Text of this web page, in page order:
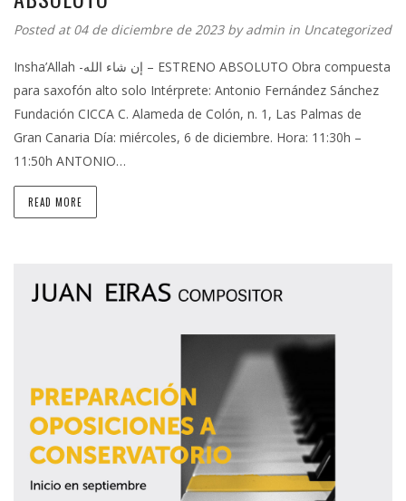
Posted at 04 de diciembre de 2023 byadmin in Uncategorized
Insha’Allah -إن شاء الله – ESTRENO ABSOLUTO Obra compuesta
para saxofón alto solo Intérprete: Antonio Fernández Sánchez
Fundación CICCA C. Alameda de Colón, n. 1, Las Palmas de
Gran Canaria Día: miércoles, 6 de diciembre. Hora: 11:30h –
11:50h ANTONIO…
READ MORE